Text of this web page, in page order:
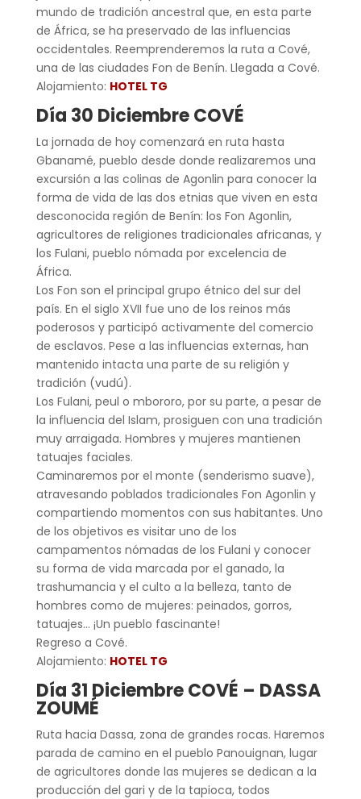
mundo de tradición ancestral que, en esta parte
de África, se ha preservado de las influencias
occidentales. Reemprenderemos la ruta a Cové,
una de las ciudades Fon de Benín. Llegada a Cové.
Alojamiento: HOTEL TG
Día 30 Diciembre COVÉ
La jornada de hoy comenzará en ruta hasta
Gbanamé, pueblo desde donde realizaremos una
excursión a las colinas de Agonlin para conocer la
forma de vida de las dos etnias que viven en esta
desconocida región de Benín: los Fon Agonlin,
agricultores de religiones tradicionales africanas, y
los Fulani, pueblo nómada por excelencia de
África.
Los Fon son el principal grupo étnico del sur del
país. En el siglo XVII fue uno de los reinos más
poderosos y participó activamente del comercio
de esclavos. Pese a las influencias externas, han
mantenido intacta una parte de su religión y
tradición (vudú).
Los Fulani, peul o mbororo, por su parte, a pesar de
la influencia del Islam, prosiguen con una tradición
muy arraigada. Hombres y mujeres mantienen
tatuajes faciales.
Caminaremos por el monte (senderismo suave),
atravesando poblados tradicionales Fon Agonlin y
compartiendo momentos con sus habitantes. Uno
de los objetivos es visitar uno de los
campamentos nómadas de los Fulani y conocer
su forma de vida marcada por el ganado, la
trashumancia y el culto a la belleza, tanto de
hombres como de mujeres: peinados, gorros,
tatuajes… ¡Un pueblo fascinante!
Regreso a Cové.
Alojamiento: HOTEL TG
Día 31 Diciembre COVÉ – DASSA
ZOUMÉ
Ruta hacia Dassa, zona de grandes rocas. Haremos
parada de camino en el pueblo Panouignan, lugar
de agricultores donde las mujeres se dedican a la
producción del gari y de la tapioca, todos